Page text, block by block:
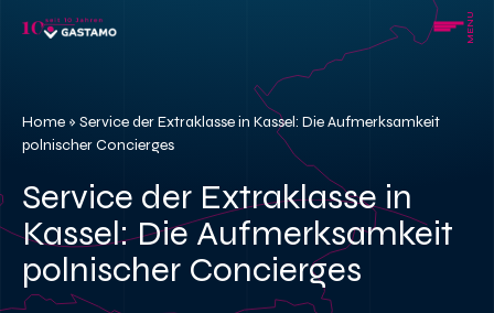
MENU
Home » Service der Extraklasse in Kassel: Die Aufmerksamkeit
polnischer Concierges
Service der Extraklasse in
Kassel: Die Aufmerksamkeit
polnischer Concierges